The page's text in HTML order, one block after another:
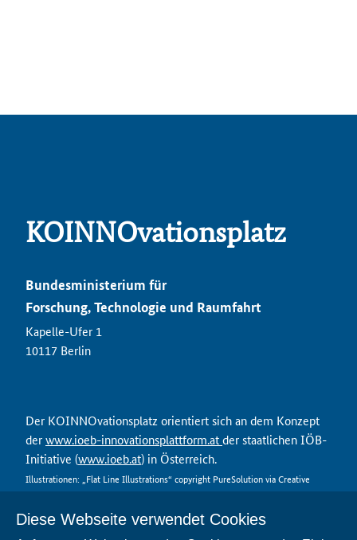
Diese Webseite verwendet Cookies
KOINNOvationsplatz
Bundesministerium für
Forschung, Technologie und Raumfahrt
Kapelle-Ufer 1
10117 Berlin
Der KOINNOvationsplatz orientiert sich an dem Konzept
derwww.ioeb-innovationsplattform.atder staatlichen IÖB-
Initiative (www.ioeb.at) in Österreich.
Illustrationen: „Flat Line Illustrations“ copyright PureSolution via Creative